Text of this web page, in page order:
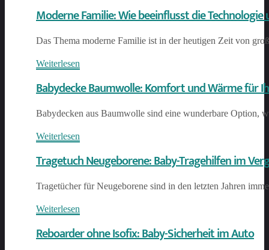
Moderne Familie: Wie beeinflusst die Technologie
Das Thema moderne Familie ist in der heutigen Zeit von
Weiterlesen
Babydecke Baumwolle: Komfort und Wärme für
Babydecken aus Baumwolle sind eine wunderbare Option,
Weiterlesen
Tragetuch Neugeborene: Baby-Tragehilfen im
Tragetücher für Neugeborene sind in den letzten Jahren
Weiterlesen
Reboarder ohne Isofix: Baby-Sicherheit im Auto